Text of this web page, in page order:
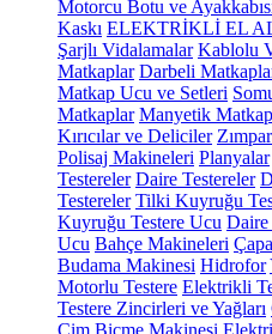
Motorcu Botu ve
Kaskı ELEKTRİKLİ EL
Şarjlı Vidalamalar Kablolu
Matkaplar Darbeli
Matkap Ucu ve Setleri
Matkaplar Manyetik Matkap
Kırıcılar ve Deliciler
Polisaj Makineleri Planyalar
Testereler Daire Testereler
Testereler Tilki Kuyruğu
Kuyruğu Testere Ucu Daire
Ucu Bahçe Makineleri
Budama Makinesi Hidrofor
Motorlu Testere Elektrikli
Testere Zincirleri ve Yağları
Çim Biçme Makinesi